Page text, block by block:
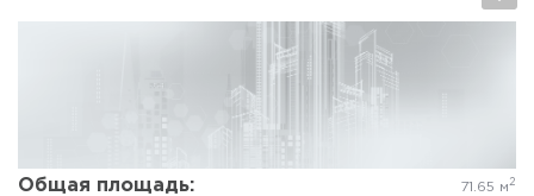
Общая площадь: 71.65 м 2